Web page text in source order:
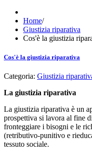
Home/
Giustizia riparativa
Cos'è la giustizia
Cos'è la giustizia riparativa
Categoria: Giustizia
La giustizia riparativa
La giustizia riparativa è un
prospettiva si lavora al fine
fronteggiare i bisogni e le
(retributivo-punitivo e
tessuto sociale.